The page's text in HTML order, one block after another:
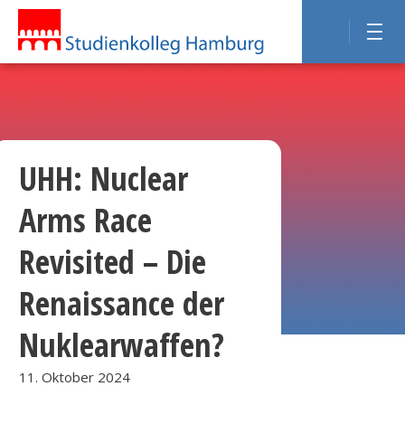
UHH: Nuclear
Arms Race
Revisited – Die
Renaissance der
Nuklearwaffen?
11. Oktober 2024